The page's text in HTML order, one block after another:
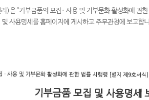
)은 "기부금품의 모집· 사용 및 기부문화 활성화에 관
사용명세를 홈페이지에 게시하고 주무관청에 보고합